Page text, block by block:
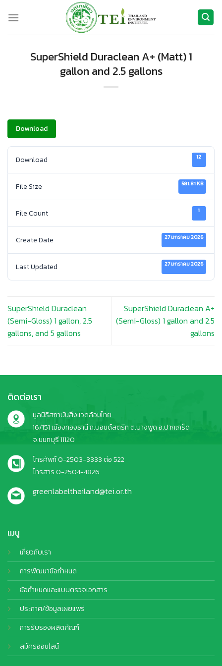
SuperShield Duraclean A+ (Matt) 1
gallon and 2.5 gallons
Download
Download 12
File Size 581.81 KB
File Count 1
Create Date 27 มกราคม 2026
Last Updated 27 มกราคม 2026
SuperShield Duraclean
(Semi-Gloss) 1 gallon, 2.5
gallons, and 5 gallons
SuperShield Duraclean A+
(Semi-Gloss) 1 gallon and 2.5
gallons
เมนู
เกี่ยวกับเรา
การพัฒนาข้อกำหนด
ข้อกำหนดและแบบตรวจเอกสาร
ประกาศ/ข้อมูลเผยแพร่
การรับรองผลิตภัณฑ์
สมัครออนไลน์
ติดต่อเรา
มูลนิธิสถาบันสิ่งแวดล้อมไทย
16/151 เมืองทองธานี ถ.บอนด์สตรีท ต.บางพูด อ.ปากเกร็ด
จ.นนทบุรี 11120
โทรศัพท์ 0-2503-3333 ต่อ 522
โทรสาร 0-2504-4826
greenlabelthailand@tei.or.th